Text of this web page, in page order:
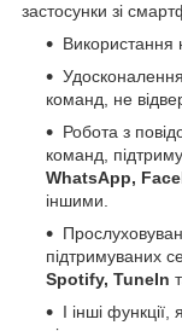
застосунки зі
Використання
команд, не
Робота з
команд,
WhatsApp,
іншими.
підтримуваних
Spotify, TuneIn
І інші